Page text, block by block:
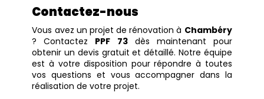
Contactez-nous
Vous avez un projet de rénovation à Chambéry
? Contactez PPF 73dès maintenant pour
obtenir un devis gratuit et détaillé. Notre équipe
est à votre disposition pour répondre à toutes
vos questions et vous accompagner dans la
réalisation de votre projet.